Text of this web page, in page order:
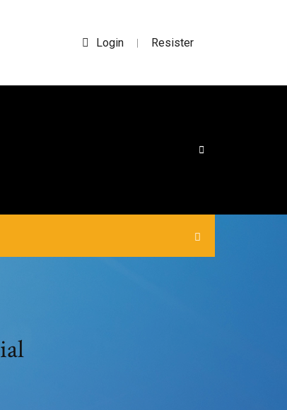
Login | Resister